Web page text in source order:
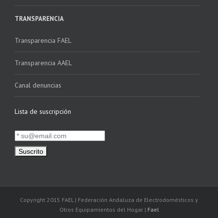
TRANSPARENCIA
Transparencia FAEL
Transparencia AAEL
Canal denuncias
Lista de suscripción
Copyright 2015 FAEL | Federación Andaluza de Electrodomésticos y
Otros Equipamientos del Hogar | Fael